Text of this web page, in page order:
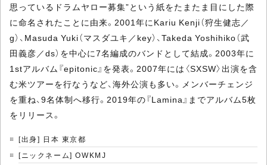
思っているドラムヤロー募集”という紙をたまたま目にした際
に命名されたことに由来。2001年にKariu Kenji（狩生健志／
g）、Masuda Yuki（マスダユキ／key）、Takeda Yoshihiko（武
田義彦／ds）を中心に7名編成のバンドとして結成。2003年に
1stアルバム『epitonic』を発表。2007年には〈SXSW〉出演を含
む米ツアーを行なうなど、海外公演も多い。メンバーチェンジ
を重ね、9名体制へ移行。2019年の『Lamina』までアルバム5枚
をリリース。
[出身] 日本 東京都
[ニックネーム] OWKMJ